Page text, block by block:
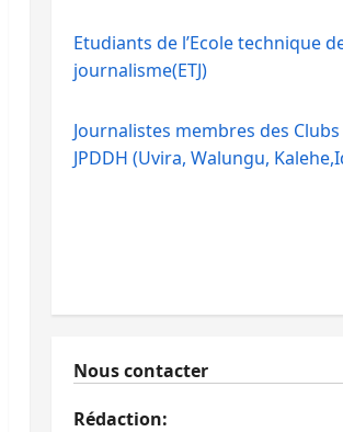
Etudiants de l’Ecole technique
journalisme(ETJ)
Journalistes membres des
JPDDH (Uvira, Walungu,
Nous contacter
Rédaction: